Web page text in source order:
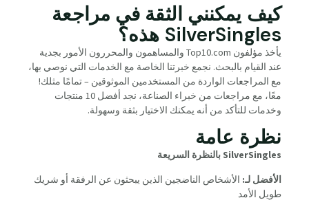
كيف يمكنني الثقة في مراجعة
SilverSingles هذه؟
يأخذ مؤلفون Top10.com والمساهمون والمحررون الأمور بجدية
عند القيام بالبحث. نجمع خبرتنا الخاصة مع الخدمات التي نوصي بها،
مع المراجعات الواردة من المستخدمين الموثوقين – تمامًا مثلك!
معًا، مع مراجعات من خبراء الصناعة، نجد أفضل 10 منتجات
وخدمات للتأكد من أنه يمكنك الاختيار بثقة وسهولة.
نظرة عامة
SilverSingles بالنظرة السريعة
الأفضل لـ: الأشخاص الناضجين الذين يبحثون عن الرفقة أو شريك
طويل الأمد